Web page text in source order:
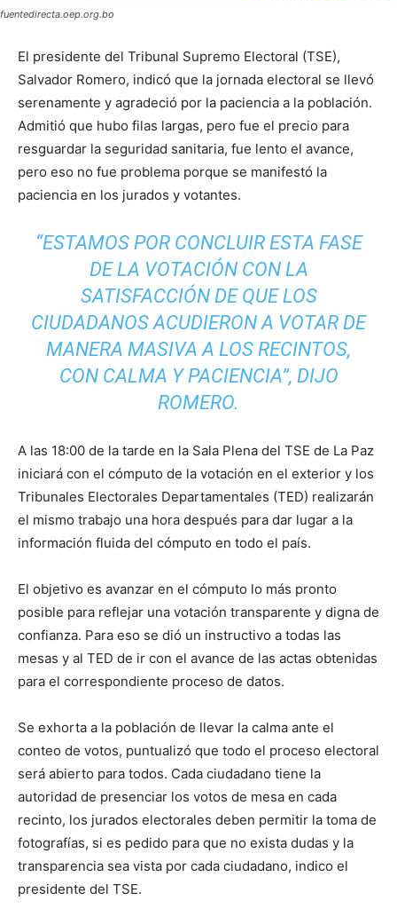
fuentedirecta.oep.org.bo
El presidente del Tribunal Supremo Electoral (TSE),
Salvador Romero, indicó que la jornada electoral se llevó
serenamente y agradeció por la paciencia a la población.
Admitió que hubo filas largas, pero fue el precio para
resguardar la seguridad sanitaria, fue lento el avance,
pero eso no fue problema porque se manifestó la
paciencia en los jurados y votantes.
“ESTAMOS POR CONCLUIR ESTA FASE
DE LA VOTACIÓN CON LA
SATISFACCIÓN DE QUE LOS
CIUDADANOS ACUDIERON A VOTAR DE
MANERA MASIVA A LOS RECINTOS,
CON CALMA Y PACIENCIA”, DIJO
ROMERO.
A las 18:00 de la tarde en la Sala Plena del TSE de La Paz
iniciará con el cómputo de la votación en el exterior y los
Tribunales Electorales Departamentales (TED) realizarán
el mismo trabajo una hora después para dar lugar a la
información fluida del cómputo en todo el país.
El objetivo es avanzar en el cómputo lo más pronto
posible para reflejar una votación transparente y digna de
confianza. Para eso se dió un instructivo a todas las
mesas y al TED de ir con el avance de las actas obtenidas
para el correspondiente proceso de datos.
Se exhorta a la población de llevar la calma ante el
conteo de votos, puntualizó que todo el proceso electoral
será abierto para todos. Cada ciudadano tiene la
autoridad de presenciar los votos de mesa en cada
recinto, los jurados electorales deben permitir la toma de
fotografías, si es pedido para que no exista dudas y la
transparencia sea vista por cada ciudadano, indico el
presidente del TSE.